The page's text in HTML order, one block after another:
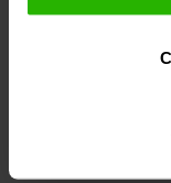
Lees hier meer
Via "Cookie